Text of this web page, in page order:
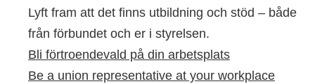
Lyft fram att det finns utbildning och stöd – både
från förbundet och er i styrelsen.
Bli förtroendevald på din arbetsplats
Be a union representative at your workplace